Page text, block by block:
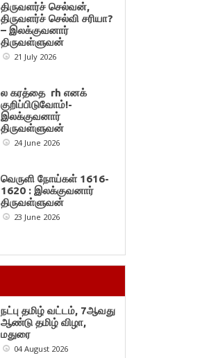
திருவளர்ச் செல்வன்,
திருவளர்ச் செல்வி சரியா?
– இலக்குவனார்
திருவள்ளுவன்
21 July 2026
ல கரத்தை rh எனக்
குறிப்பிடுவோம்!-
இலக்குவனார்
திருவள்ளுவன்
24 June 2026
வெருளி நோய்கள் 1616-
1620 : இலக்குவனார்
திருவள்ளுவன்
23 June 2026
நட்பு தமிழ் வட்டம், 7ஆவது
ஆண்டு தமிழ் விழா,
மதுரை
04 August 2026